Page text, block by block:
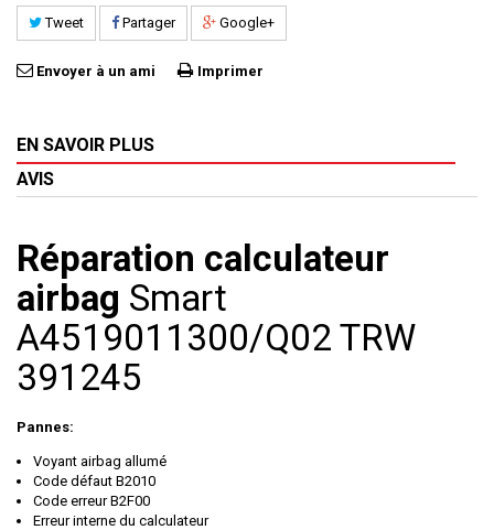
Tweet Partager Google+
Envoyer à un ami Imprimer
EN SAVOIR PLUS
AVIS
Réparation calculateur
airbag Smart
A4519011300/Q02 TRW
391245
Pannes:
Voyant airbag allumé
Code défaut B2010
Code erreur B2F00
Erreur interne du calculateur